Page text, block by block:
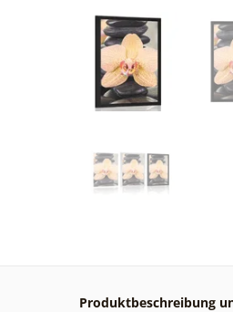
Produktbeschreibung